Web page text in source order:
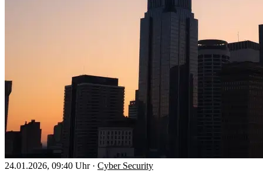
24.01.2026, 09:40 Uhr · Cyber Security